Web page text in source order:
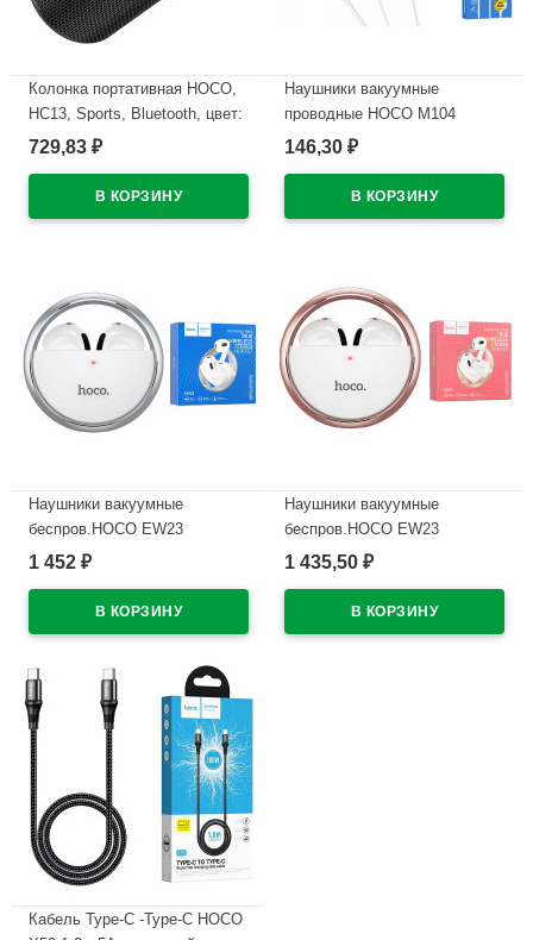
Колонка портативная HOCO,
HC13, Sports, Bluetooth, цвет:
чёрный
729,83 ₽
Наушники вакуумные
проводные HOCO M104
цв.белый
146,30 ₽
Наушники вакуумные
беспров.HOCO EW23
цв.серебристый
1 452 ₽
Наушники вакуумные
беспров.HOCO EW23
цв.розовое золото
1 435,50 ₽
Кабель Type-C -Type-C HOCO